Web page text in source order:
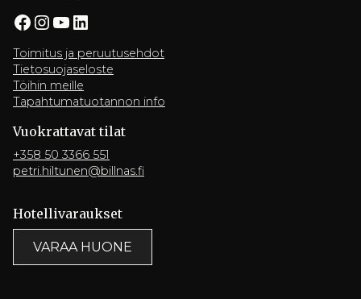
Facebook InstagramYouTube LinkedIn
Toimitus ja peruutusehdot
Tietosuojaseloste
Töihin meille
Tapahtumatuotannon info
Vuokrattavat tilat
+358 50 3366 551
petri.hiltunen@billnas.fi
Hotelli­varaukset
VARAA HUONE